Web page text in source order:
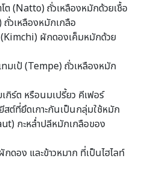
(Natto) ถั่วเหลืองหมักด้วยเชื้อ
ถั่วเหลืองหมักเกลือ
(Kimchi) ผักดองเค็มหมักด้วย
ทมเป้ (Tempe) ถั่วเหลืองหมัก
กิร์ต หรือนมเปรี้ยว คีเฟอร์
สต์ที่ยึดเกาะกันเป็นกลุ่มใช้หมัก
กะหล่ำปลีหมักเกลือของ
กดอง และข้าวหมาก ที่เป็นไฮไลท์